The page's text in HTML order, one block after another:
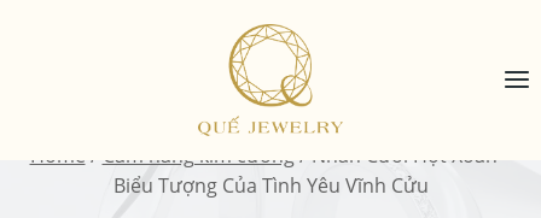
Home / Cẩm nang kim cương / Nhẫn Cưới Hột Xoàn –
Biểu Tượng Của Tình Yêu Vĩnh Cửu